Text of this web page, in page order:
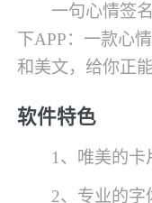
一句心情签
下APP：一款心
和美文，给你正
软件特色
1、唯美的
2、专业的字